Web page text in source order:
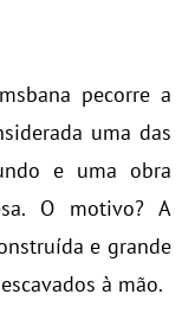
pecorre a
uma das
e uma obra
O motivo? A
e grande
à mão.